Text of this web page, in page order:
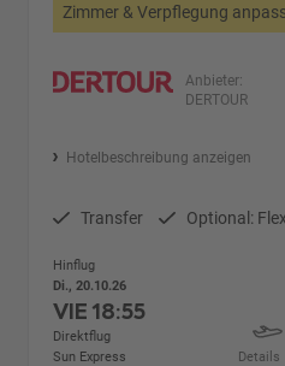
Zimmer & Verpflegung
Anbieter:
DERTOUR
Hotelbeschreibung anzeigen
Transfer Optional:
Hinflug
Di., 20.10.26
VIE18:55
Direktflug
Sun Express
Details